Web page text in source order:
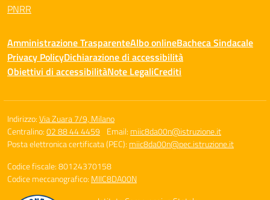
PNRR
Amministrazione TrasparenteAlbo onlineBacheca Sindacale
Privacy PolicyDichiarazione di accessibilità
Obiettivi di accessibilitàNote LegaliCrediti
Indirizzo:Via Zuara 7/9, Milano
Centralino:02 88 44 4459 Email: miic8da00n@istruzione.it
Posta elettronica certificata (PEC): miic8da00n@pec.istruzione.it
Codice fiscale: 80124370158
Codice meccanografico: MIIC8DA00N